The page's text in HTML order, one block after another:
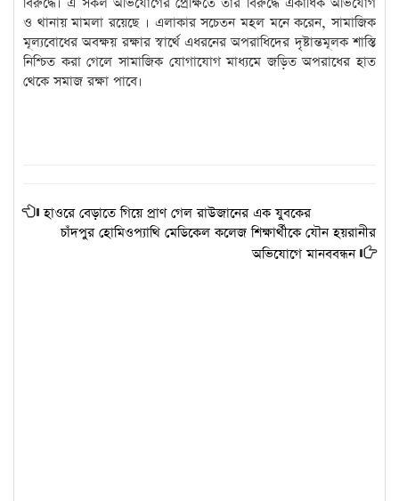
ও থানায় মামলা রয়েছে । এলাকার সচেতন মহল মনে করেন, সামাজিক
মূল্যবোধের অবক্ষয় রক্ষার স্বার্থে এধরনের অপরাধিদের দৃষ্টান্তমূলক শাস্তি
নিশ্চিত করা গেলে সামাজিক যোগাযোগ মাধ্যমে জড়িত অপরাধের হাত
থেকে সমাজ রক্ষা পাবে।
হাওরে বেড়াতে গিয়ে প্রাণ গেল রাউজানের এক যুবকের
চাঁদপুর হোমিওপ্যাথি মেডিকেল কলেজ শিক্ষার্থীকে যৌন হয়রানীর
অভিযোগে মানববন্ধন